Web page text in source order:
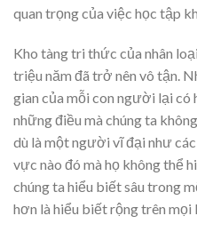
quan trọng của việc học tập
Kho tàng tri thức của nhân
triệu năm đã trở nên vô tận.
gian của mỗi con người lại có
những điều mà chúng ta
dù là một người vĩ đại như
vực nào đó mà họ không thể
chúng ta hiểu biết sâu trong
hơn là hiểu biết rộng trên mọi